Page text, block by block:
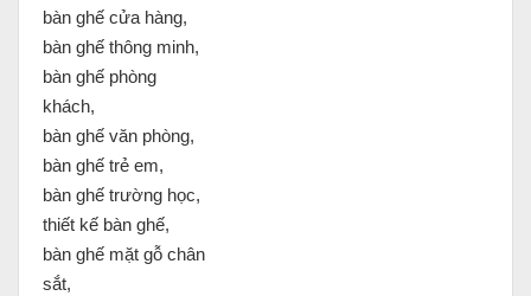
bàn ghế cửa hàng,
bàn ghế thông minh,
bàn ghế phòng
khách,
bàn ghế văn phòng,
bàn ghế trẻ em,
bàn ghế trường học,
thiết kế bàn ghế,
bàn ghế mặt gỗ chân
sắt,